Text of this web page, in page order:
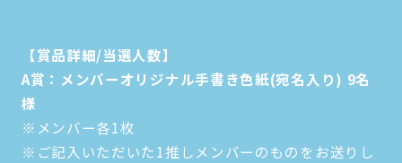
【賞品詳細/当選人数】
A賞：メンバーオリジナル手書き色紙(宛名入り) 9名
様
※メンバー各1枚
※ご記入いただいた1推しメンバーのものをお送りし